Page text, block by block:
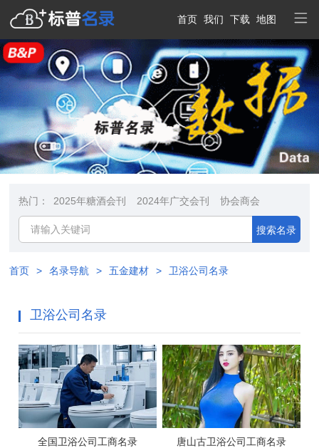
首页 我们 下载 地图
热门： 2025年糖酒会刊 2024年广交会刊 协会商会
搜索名录
首页 > 名录导航 > 五金建材 > 卫浴公司名录
卫浴公司名录
全国卫浴公司工商名录 唐山古卫浴公司工商名录